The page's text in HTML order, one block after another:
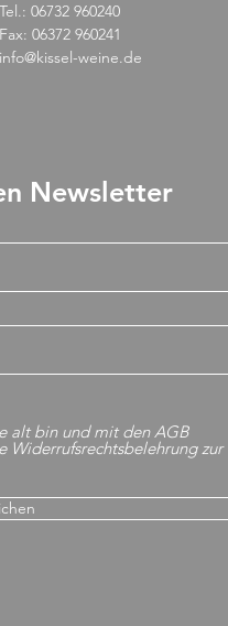
Tel.: 06732 960240
Fax: 06372 960241
info@kissel-weine.de
Newsletter
alt bin und mit den AGB
Widerrufsrechtsbelehrung zur